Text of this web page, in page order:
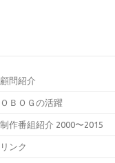
顧問紹介
ＯＢＯＧの活躍
制作番組紹介 2000〜2015
リンク